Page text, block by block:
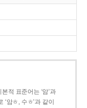
적 표준어는 ‘암’과
‘암ㅎ, 수ㅎ’과 같이